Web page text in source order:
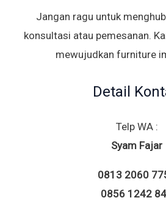
Jangan ragu untuk
konsultasi atau pemesanan.
mewujudkan furniture
Detail
Telp WA :
Syam Fajar
0813 2060
0856 1242